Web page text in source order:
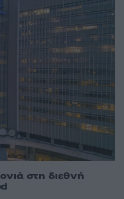
στη διεθνή